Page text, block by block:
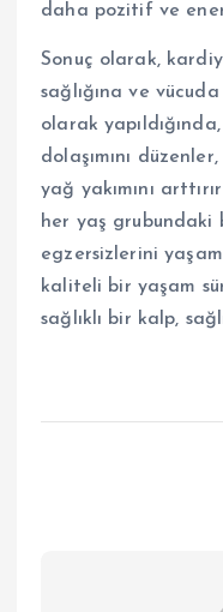
daha pozitif ve
Sonuç olarak,
sağlığına ve
olarak
dolaşımını
yağ yakımını
her yaş grubundaki
egzersizlerini
kaliteli bir yaşam
sağlıklı bir kalp,